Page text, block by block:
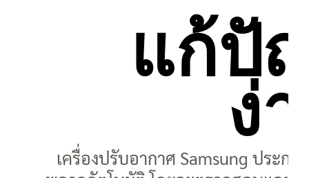
แก้ปั
ง่
เครื่องปรับอากาศ Samsung ประก